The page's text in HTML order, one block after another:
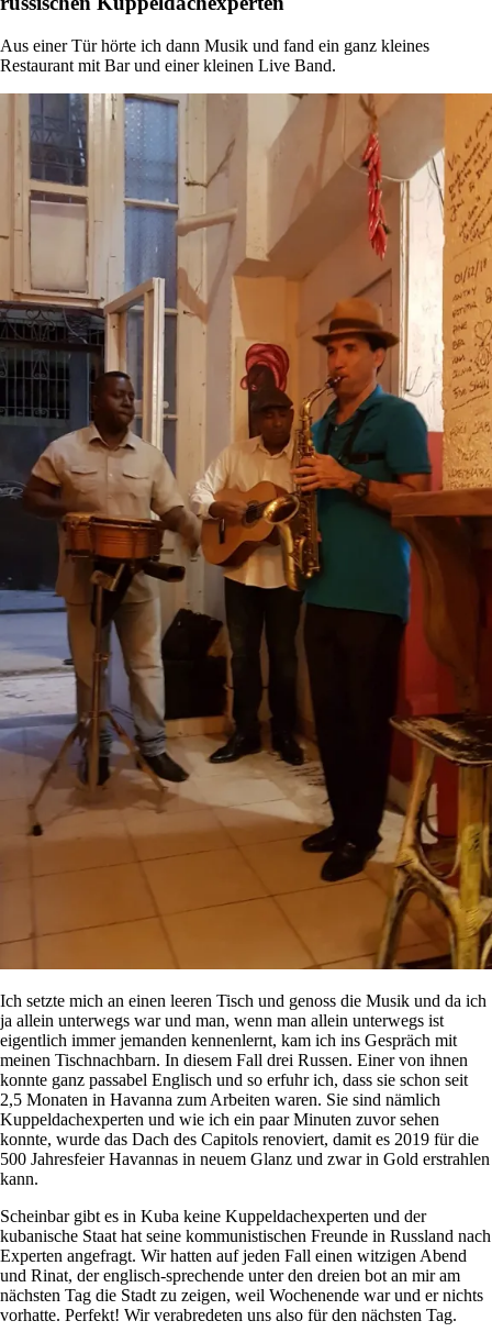
Aus einer Tür hörte ich dann Musik und fand ein ganz kleines
Restaurant mit Bar und einer kleinen Live Band.
Ich setzte mich an einen leeren Tisch und genoss die Musik und da ich
ja allein unterwegs war und man, wenn man allein unterwegs ist
eigentlich immer jemanden kennenlernt, kam ich ins Gespräch mit
meinen Tischnachbarn. In diesem Fall drei Russen. Einer von ihnen
konnte ganz passabel Englisch und so erfuhr ich, dass sie schon seit
2,5 Monaten in Havanna zum Arbeiten waren. Sie sind nämlich
Kuppeldachexperten und wie ich ein paar Minuten zuvor sehen
konnte, wurde das Dach des Capitols renoviert, damit es 2019 für die
500 Jahresfeier Havannas in neuem Glanz und zwar in Gold erstrahlen
kann.
Scheinbar gibt es in Kuba keine Kuppeldachexperten und der
kubanische Staat hat seine kommunistischen Freunde in Russland nach
Experten angefragt. Wir hatten auf jeden Fall einen witzigen Abend
und Rinat, der englisch-sprechende unter den dreien bot an mir am
nächsten Tag die Stadt zu zeigen, weil Wochenende war und er nichts
vorhatte. Perfekt! Wir verabredeten uns also für den nächsten Tag.